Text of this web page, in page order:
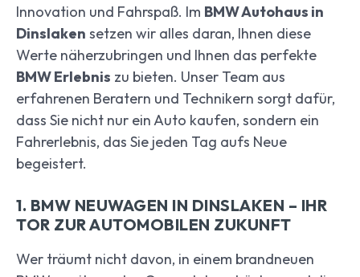
Innovation und Fahrspaß. Im BMW Autohaus in
Dinslaken setzen wir alles daran, Ihnen diese
Werte näherzubringen und Ihnen das perfekte
BMW Erlebnis zu bieten. Unser Team aus
erfahrenen Beratern und Technikern sorgt dafür,
dass Sie nicht nur ein Auto kaufen, sondern ein
Fahrerlebnis, das Sie jeden Tag aufs Neue
begeistert.
1. BMW NEUWAGEN IN DINSLAKEN – IHR
TOR ZUR AUTOMOBILEN ZUKUNFT
Wer träumt nicht davon, in einem brandneuen